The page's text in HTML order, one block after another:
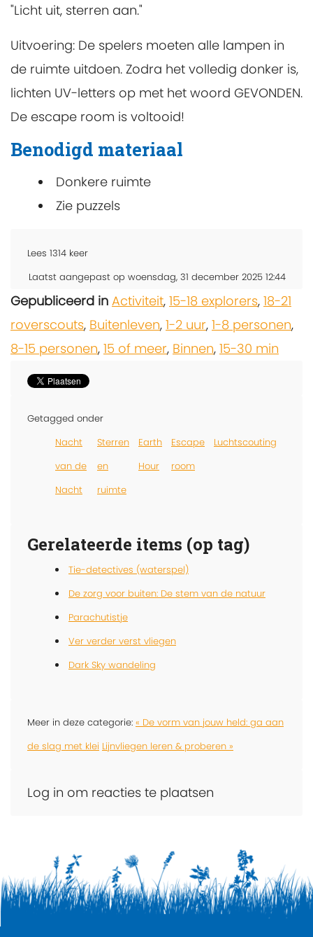
"Licht uit, sterren aan."
Uitvoering: De spelers moeten alle lampen in
de ruimte uitdoen. Zodra het volledig donker is,
lichten UV-letters op met het woord GEVONDEN.
De escape room is voltooid!
Benodigd materiaal
Donkere ruimte
Zie puzzels
Lees 1314 keer
Laatst aangepast op woensdag, 31 december 2025 12:44
Gepubliceerd in Activiteit, 15-18 explorers, 18-21
roverscouts, Buitenleven, 1-2 uur, 1-8 personen,
8-15 personen, 15 of meer, Binnen, 15-30 min
Getagged onder
Nacht
van de
Nacht
Sterren
en
ruimte
Earth
Hour
Escape
room
Luchtscouting
Gerelateerde items (op tag)
Tie-detectives (waterspel)
De zorg voor buiten: De stem van de natuur
Parachutistje
Ver verder verst vliegen
Dark Sky wandeling
Meer in deze categorie: « De vorm van jouw held: ga aan
de slag met klei Lijnvliegen leren & proberen »
Log in om reacties te plaatsen